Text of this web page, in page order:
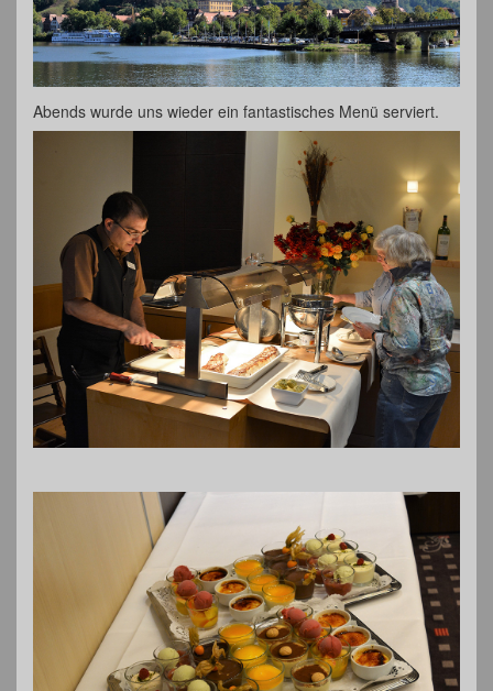
Abends wurde uns wieder ein fantastisches Menü serviert.